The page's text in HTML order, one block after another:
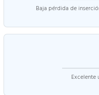
Baja pérdida de